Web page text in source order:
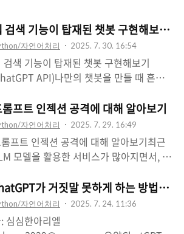
딩
시
작
반
검색 기능이 탑재된 챗봇 구현해보기
자연어처리 2025. 7. 30. 16:54
검색 기능이 탑재된 챗봇 구현해보기
API)나만의 챗봇을 만들 때 흔히
히 외부 문서를 참조하는것 이외에도, 웹
트 정보를 크롤링한 다음 참조하는 방식
웹 검색과 유사한 기능을 구현할 수 있
. 이번에는 이런 설계를 활용해서
API와 🦜️🔗랭체인(Langchain)을
용해서 웹 검색 기능이 탑재된 챗봇을 구현
보도록 하겠습니다. 이 프로그램을 만들기
는 랭체인을 설치하고 OpenAI API 키
을 해 놓는 정도의 준비만 해 두시면 됩
프트 인젝션 공격에 대해 알아보기
자연어처리 2025. 7. 29. 16:49
프트 인젝션 공격에 대해 알아보기최근
모델을 활용한 서비스가 많아지면서, 모
다. 이중에서 가장 피해 사례가 많고, 손
공격할 수 있는 방법으로는 프롬프트 인
션(Prompt Injection)을 꼽을 수 있지요.
프트 인젝션은 LLM 모델의 입력 데이터
가 거짓말 못하게 하는 방법,
자연어처리 2025. 7. 24. 11:36
심심한아리엘